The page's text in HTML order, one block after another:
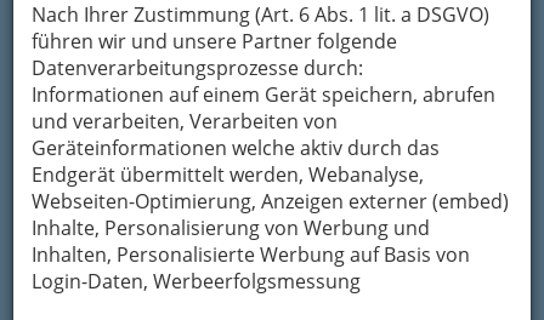
Nach Ihrer Zustimmung (Art. 6 Abs. 1 lit. a DSGVO)
führen wir und unsere Partner folgende
Datenverarbeitungsprozesse durch:
Informationen auf einem Gerät speichern, abrufen
und verarbeiten, Verarbeiten von
Geräteinformationen welche aktiv durch das
Endgerät übermittelt werden, Webanalyse,
Webseiten-Optimierung, Anzeigen externer (embed)
Inhalte, Personalisierung von Werbung und
Inhalten, Personalisierte Werbung auf Basis von
Login-Daten, Werbeerfolgsmessung
Mein Name
Meine Email Adresse
Mein Betreff